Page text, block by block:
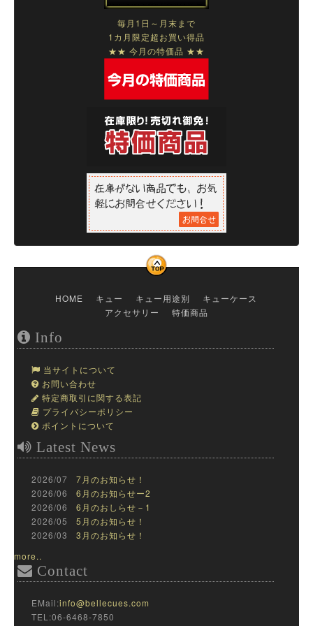
毎月1日～月末まで
1カ月限定超お買い得品
★★ 今月の特価品 ★★
HOME キュー キュー用途別
キューケース
アクセサリー
特価商品
Info
当サイトについて
お問い合わせ
特定商取引に関する表記
プライバシーポリシー
ポイントについて
Latest News
2026/07 7月のお知らせ！
2026/06 6月のお知らせー2
2026/06 6月のおしらせ－1
2026/05 5月のお知らせ！
2026/03 3月のお知らせ！
more..
Contact
EMail:info@bellecues.com
TEL:06-6468-7850